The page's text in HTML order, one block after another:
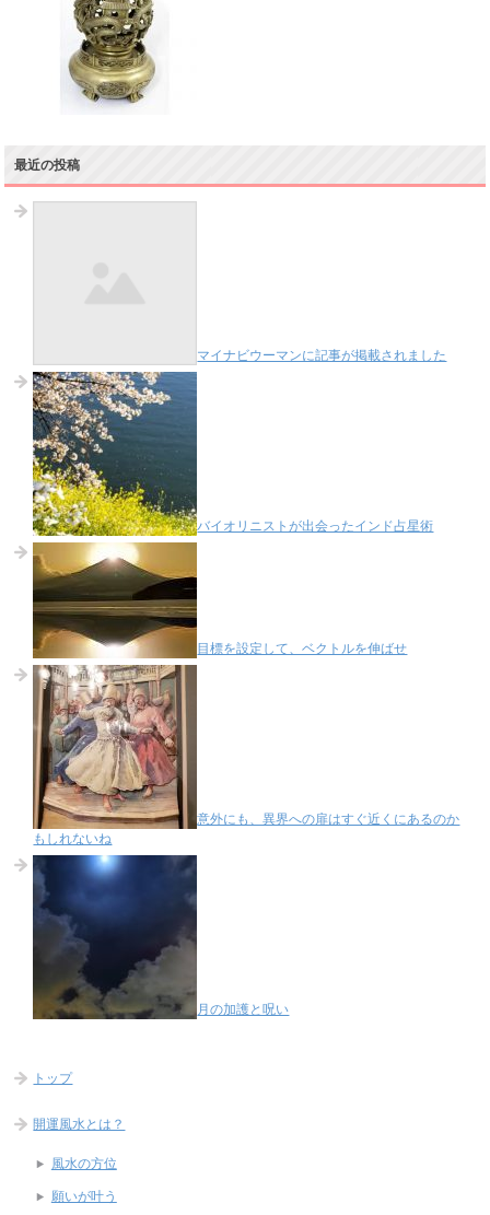
最近の投稿
マイナビウーマンに記事が掲載されました
バイオリニストが出会ったインド占星術
目標を設定して、ベクトルを伸ばせ
意外にも、異界への扉はすぐ近くにあるのか
もしれないね
月の加護と呪い
トップ
開運風水とは？
風水の方位
願いが叶う